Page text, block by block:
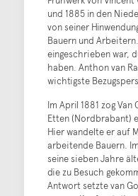
und 1885 in den
von seiner
Bauern und
eingeschrieben war,
haben. Anthon van
wichtigste
Im April 1881 zog
Etten (Nordbrabant)
Hier wandelte er auf
arbeitende Bauern.
seine sieben Jahre
die zu Besuch
Antwort setzte van